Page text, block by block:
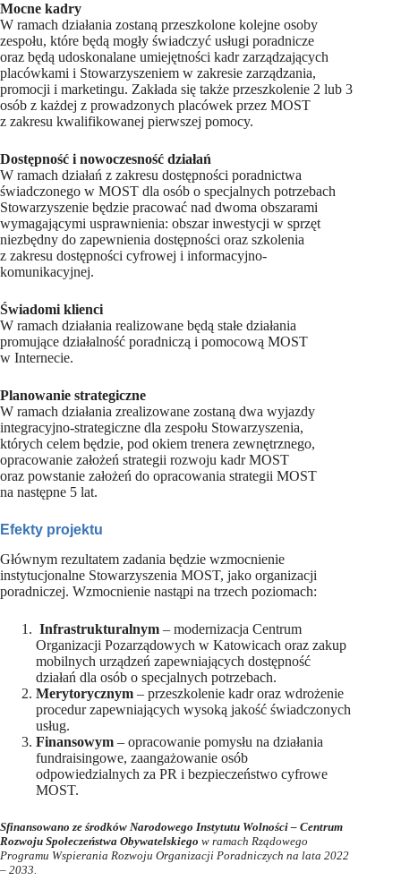
Mocne kadry
W ramach działania zostaną przeszkolone kolejne osoby
zespołu, które będą mogły świadczyć usługi poradnicze
oraz będą udoskonalane umiejętności kadr zarządzających
placówkami i Stowarzyszeniem w zakresie zarządzania,
promocji i marketingu. Zakłada się także przeszkolenie 2 lub 3
osób z każdej z prowadzonych placówek przez MOST
z zakresu kwalifikowanej pierwszej pomocy.
Dostępność i nowoczesność działań
W ramach działań z zakresu dostępności poradnictwa
świadczonego w MOST dla osób o specjalnych potrzebach
Stowarzyszenie będzie pracować nad dwoma obszarami
wymagającymi usprawnienia: obszar inwestycji w sprzęt
niezbędny do zapewnienia dostępności oraz szkolenia
z zakresu dostępności cyfrowej i informacyjno-
komunikacyjnej.
Świadomi klienci
W ramach działania realizowane będą stałe działania
promujące działalność poradniczą i pomocową MOST
w Internecie.
Planowanie strategiczne
W ramach działania zrealizowane zostaną dwa wyjazdy
integracyjno-strategiczne dla zespołu Stowarzyszenia,
których celem będzie, pod okiem trenera zewnętrznego,
opracowanie założeń strategii rozwoju kadr MOST
oraz powstanie założeń do opracowania strategii MOST
na następne 5 lat.
Efekty projektu
Głównym rezultatem zadania będzie wzmocnienie
instytucjonalne Stowarzyszenia MOST, jako organizacji
poradniczej. Wzmocnienie nastąpi na trzech poziomach:
Infrastrukturalnym – modernizacja Centrum
Organizacji Pozarządowych w Katowicach oraz zakup
mobilnych urządzeń zapewniających dostępność
działań dla osób o specjalnych potrzebach.
Merytorycznym – przeszkolenie kadr oraz wdrożenie
procedur zapewniających wysoką jakość świadczonych
usług.
Finansowym – opracowanie pomysłu na działania
fundraisingowe, zaangażowanie osób
odpowiedzialnych za PR i bezpieczeństwo cyfrowe
MOST.
Sfinansowano ze środków Narodowego Instytutu Wolności – Centrum
Rozwoju Społeczeństwa Obywatelskiego w ramach Rządowego
Programu Wspierania Rozwoju Organizacji Poradniczych na lata 2022
– 2033.